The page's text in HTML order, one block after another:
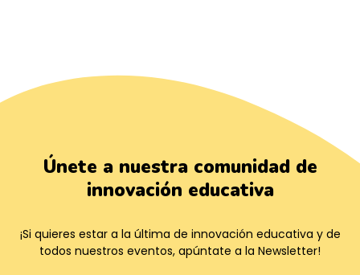
Únete a nuestra comunidad de
innovación educativa
¡Si quieres estar a la última de innovación educativa y de
todos nuestros eventos, apúntate a la Newsletter!